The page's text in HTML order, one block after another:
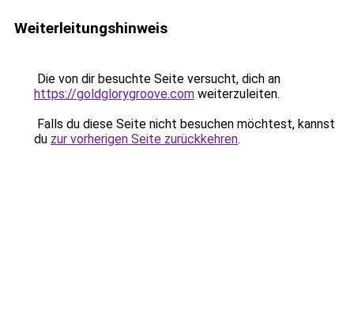
Weiterleitungshinweis
Die von dir besuchte Seite versucht, dich an
https://goldglorygroove.com weiterzuleiten.
Falls du diese Seite nicht besuchen möchtest, kannst
du zur vorherigen Seite zurückkehren.